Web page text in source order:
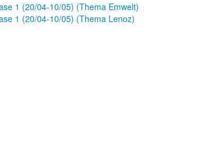
1 (20/04-10/05) (Thema Emwelt)
1 (20/04-10/05) (Thema Lenoz)